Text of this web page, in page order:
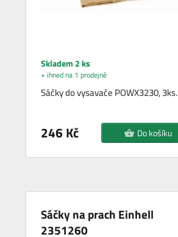
Skladem 2 ks
+ ihned na 1 prodejně
Sáčky do vysavače POWX3230, 3ks.
246 Kč Do košíku
Sáčky na prach Einhell
2351260